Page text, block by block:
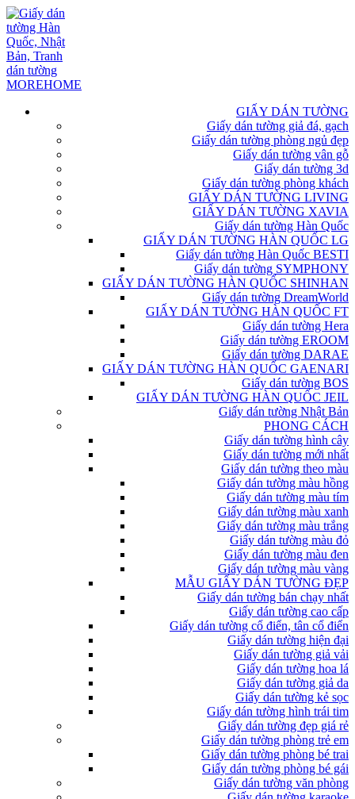
GIẤY DÁN TƯỜNG
Giấy dán tường giả đá, gạch
Giấy dán tường phòng ngủ đẹp
Giấy dán tường vân gỗ
Giấy dán tường 3d
Giấy dán tường phòng khách
GIẤY DÁN TƯỜNG LIVING
GIẤY DÁN TƯỜNG XAVIA
Giấy dán tường Hàn Quốc
GIẤY DÁN TƯỜNG HÀN QUỐC LG
Giấy dán tường Hàn Quốc BESTI
Giấy dán tường SYMPHONY
GIẤY DÁN TƯỜNG HÀN QUỐC SHINHAN
Giấy dán tường DreamWorld
GIẤY DÁN TƯỜNG HÀN QUỐC FT
Giấy dán tường Hera
Giấy dán tường EROOM
Giấy dán tường DARAE
GIẤY DÁN TƯỜNG HÀN QUỐC GAENARI
Giấy dán tường BOS
GIẤY DÁN TƯỜNG HÀN QUỐC JEIL
Giấy dán tường Nhật Bản
PHONG CÁCH
Giấy dán tường hình cây
Giấy dán tường mới nhất
Giấy dán tường theo màu
Giấy dán tường màu hồng
Giấy dán tường màu tím
Giấy dán tường màu xanh
Giấy dán tường màu trắng
Giấy dán tường màu đỏ
Giấy dán tường màu đen
Giấy dán tường màu vàng
MẪU GIẤY DÁN TƯỜNG ĐẸP
Giấy dán tường bán chạy nhất
Giấy dán tường cao cấp
Giấy dán tường cổ điển, tân cổ điển
Giấy dán tường hiện đại
Giấy dán tường giả vải
Giấy dán tường hoa lá
Giấy dán tường giả da
Giấy dán tường kẻ sọc
Giấy dán tường hình trái tim
Giấy dán tường đẹp giá rẻ
Giấy dán tường phòng trẻ em
Giấy dán tường phòng bé trai
Giấy dán tường phòng bé gái
Giấy dán tường văn phòng